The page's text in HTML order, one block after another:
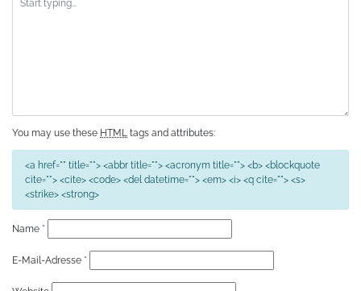
You may use these HTML tags and attributes:
<a href="" title=""> <abbr title=""> <acronym title=""> <b> <blockquote
cite=""> <cite> <code> <del datetime=""> <em> <i> <q cite=""> <s>
<strike> <strong>
Name *
E-Mail-Adresse *